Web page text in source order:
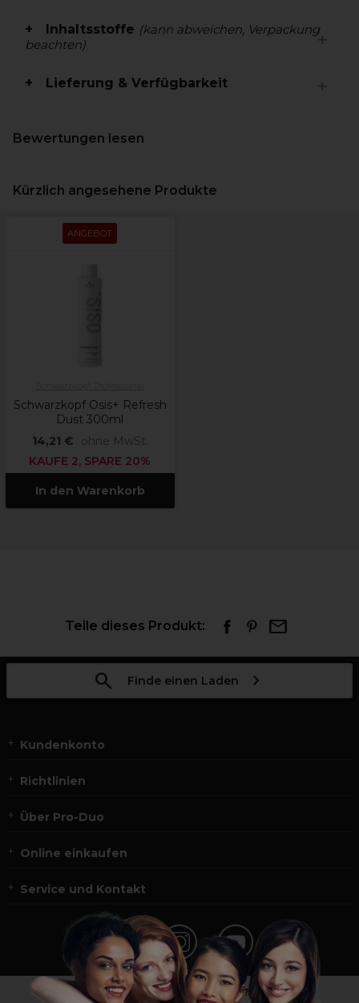
Inhaltsstoffe (kann abweichen, Verpackung
beachten)
Lieferung & Verfügbarkeit
Bewertungen lesen
Kürzlich angesehene Produkte
ANGEBOT
Schwarzkopf Osis+ Refresh
Dust 300ml
14,21 €
ohne MwSt.
KAUFE 2, SPARE 20%
In den Warenkorb
Teile dieses Produkt:
Finde einen Laden
Kundenkonto
Richtlinien
Über Pro-Duo
Online einkaufen
Service und Kontakt
*Du bist kein Profikunde?